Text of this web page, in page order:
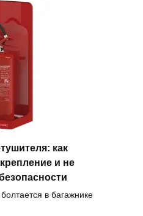
как
и не
в багажнике